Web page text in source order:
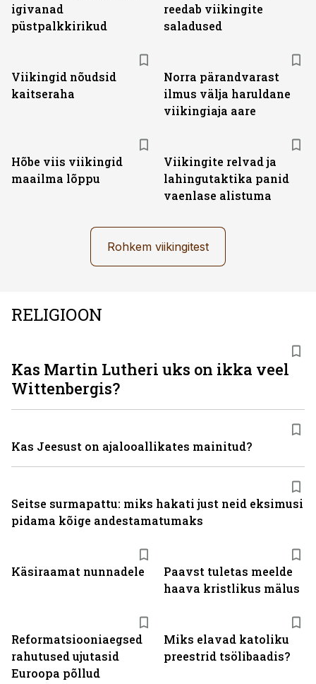
igivanad
püstpalkkirikud
reedab viikingite
saladused
Viikingid nõudsid
kaitseraha
Norra pärandvarast
ilmus välja haruldane
viikingiaja aare
Hõbe viis viikingid
maailma lõppu
Viikingite relvad ja
lahingutaktika panid
vaenlase alistuma
Rohkem viikingitest
RELIGIOON
Käsiraamat nunnadele
Paavst tuletas meelde
haava kristlikus mälus
Reformatsiooniaegsed
rahutused ujutasid
Euroopa põllud
Miks elavad katoliku
preestrid tsölibaadis?
Kas Martin Lutheri uks on ikka veel
Wittenbergis?
Kas Jeesust on ajalooallikates mainitud?
Seitse surmapattu: miks hakati just neid eksimusi
pidama kõige andestamatumaks